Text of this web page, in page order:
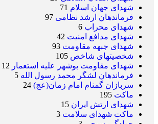
شهدای جهان اسلام 71
فرماندهان ارشد نظامی 97
شهدای محراب 6
شهدای مدافع امنیت 42
شهدای جبهه مقاومت 93
شخصیتهای شاخص 105
شهدای مقاومت بوشهر علیه استعمار 12
فرماندهان لشگر محمد رسول الله 5
سربازان گمنام امام زمان(عج) 24
ماکت 195
شهدای ارتش ایران 15
ماکت شهدای سلامت 3